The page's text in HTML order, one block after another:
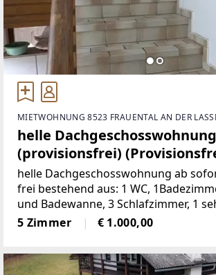
MIETWOHNUNG 8523 FRAUENTAL AN DER
helle
(provisionsfrei)
helle Dachgeschosswohnung ab
frei bestehend aus: 1 WC,
und Badewanne, 3 Schlafzimmer, 1
Wohnzimmermit Balkon und
möbelierte Küche, 1 Abstellraum,
5 Zimmer € 1.000,00